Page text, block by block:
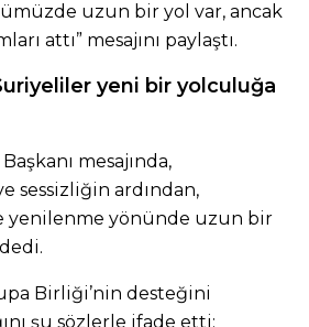
uzun bir yol var, ancak
attı” mesajını paylaştı.
yeni bir yolculuğa
mesajında,
sessizliğin ardından,
yenilenme yönünde uzun bir
Birliği’nin desteğini
şu sözlerle ifade etti: